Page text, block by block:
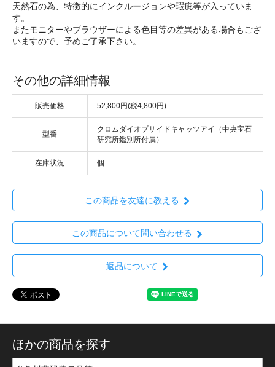
天然石の為、特徴的にインクルージョンや瑕疵等が入っていま
す。
またモニターやブラウザーによる色目等の差異がある場合もござ
いますので、予めご了承下さい。
その他の詳細情報
販売価格 52,800円(税4,800円)
型番
クロムダイオプサイドキャッツアイ（中央宝石
研究所鑑別所付属）
在庫状況 個
この商品を友達に教える
この商品について問い合わせる
返品について
ほかの商品を探す